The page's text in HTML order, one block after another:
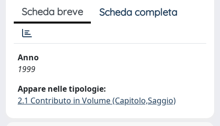
Scheda breve Scheda completa
Anno
1999
Appare nelle tipologie:
2.1 Contributo in Volume (Capitolo,Saggio)